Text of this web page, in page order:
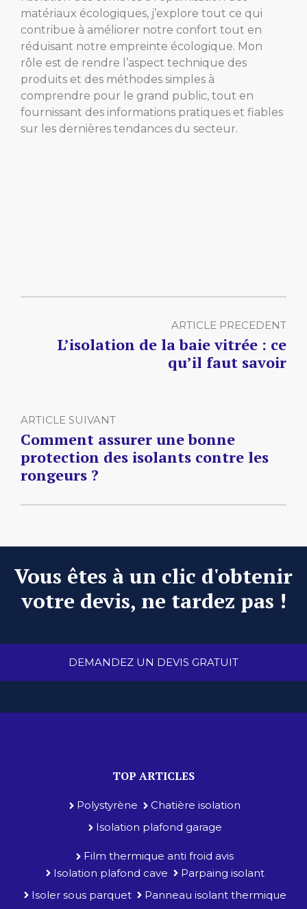
matériaux écologiques, j’explore tout ce qui
contribue à améliorer notre confort tout en
réduisant notre empreinte écologique. Mon
rôle est de rendre l’aspect technique des
produits et des méthodes simples à
comprendre pour le grand public, tout en
fournissant des informations pratiques et fiables
sur les dernières tendances du secteur.
ARTICLE PRECEDENT
L’isolation de la baie vitrée : ce
qu’il faut savoir
ARTICLE SUIVANT
Comment assurer une bonne
protection des isolants contre les
rongeurs ?
Vous êtes à un clic d'obtenir
votre devis, ne tardez pas !
DEMANDEZ UN DEVIS GRATUIT
TOP ARTICLES
Polystyrène
Chatière isolation
Isolation plafond garage
Film thermique anti froid avis
Isolation plafond cave
Parpaing isolant
Isoler sous parquet
Panneau isolant thermique